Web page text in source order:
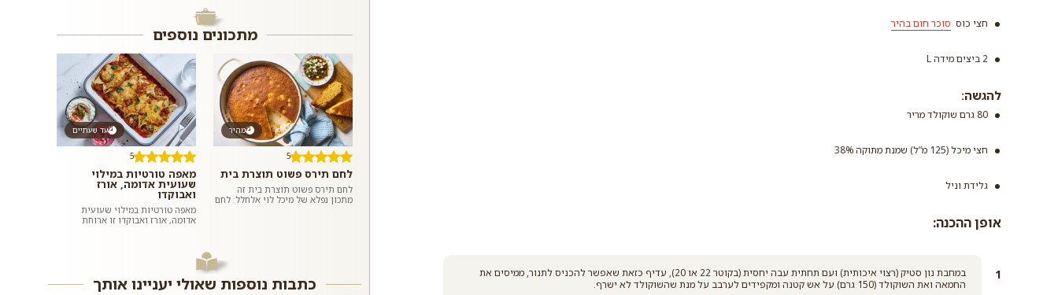
חצי כוס סוכר חום בהיר
2 ביצים מידה L
להגשה:
80 גרם שוקולד מריר
חצי מיכל (125 מ”ל) שמנת מתוקה 38%
גלידת וניל
אופן ההכנה:
במחבת נון סטיק (רצוי איכותית) ועם תחתית עבה יחסית (בקוטר 22 או 20), עדיף כזאת שאפשר להכניס לתנור, ממיסים את
החמאה ואת השוקולד (150 גרם) על אש קטנה ומקפידים לערבב על מנת שהשוקולד לא ישרף.
מתכונים נוספים
מהיר
5
לחם תירס פשוט תוצרת בית
לחם תירס פשוט תוצרת בית זה
מתכון נפלא של מיכל לוי אלחלל: לחם
עד שעתיים
5
מאפה טורטיות במילוי
שעועית אדומה, אורז
ואבוקדו
מאפה טורטיות במילוי שעועית
אדומה, אורז ואבוקדו זו ארוחת
כתבות נוספות שאולי יעניינו אותך